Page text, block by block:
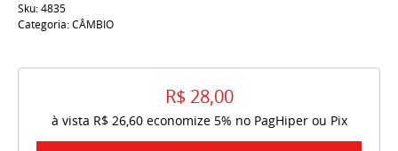
Sku:4835
Categoria:CÂMBIO
R$ 28,00
à vista R$ 26,60economize 5% no PagHiper ou Pix